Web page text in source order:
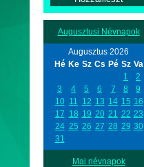
Augusztusi Névnapok
Augusztus 2026
Hé Ke Sz Cs Pé Sz Va
1
2
3
4 5 6 7 8
9
10 11 12 13 14 15 16
17 18 19 20 21 22 23
24 25 26 27 28 29 30
31
Mai névnapok